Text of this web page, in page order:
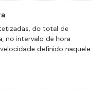
do total de
no intervalo de hora
definido naquele